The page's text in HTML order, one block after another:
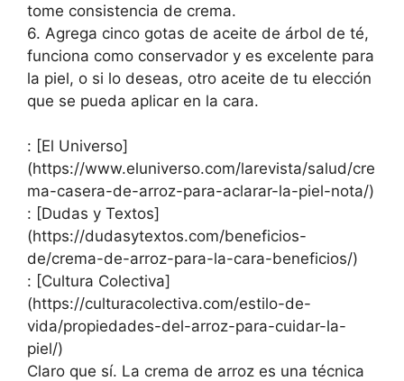
tome consistencia de crema.
6. Agrega cinco gotas de aceite de árbol de té,
funciona como conservador y es excelente para
la piel, o si lo deseas, otro aceite de tu elección
que se pueda aplicar en la cara.
: [El Universo]
(https://www.eluniverso.com/larevista/salud/cre
ma-casera-de-arroz-para-aclarar-la-piel-nota/)
: [Dudas y Textos]
(https://dudasytextos.com/beneficios-
de/crema-de-arroz-para-la-cara-beneficios/)
: [Cultura Colectiva]
(https://culturacolectiva.com/estilo-de-
vida/propiedades-del-arroz-para-cuidar-la-
piel/)
Claro que sí. La crema de arroz es una técnica